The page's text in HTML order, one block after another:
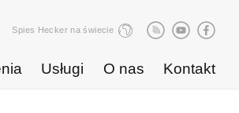
Spies Hecker na świecie
Usługi O nas Kontakt